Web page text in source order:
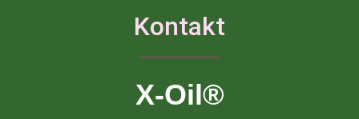
Kontakt
X-Oil®